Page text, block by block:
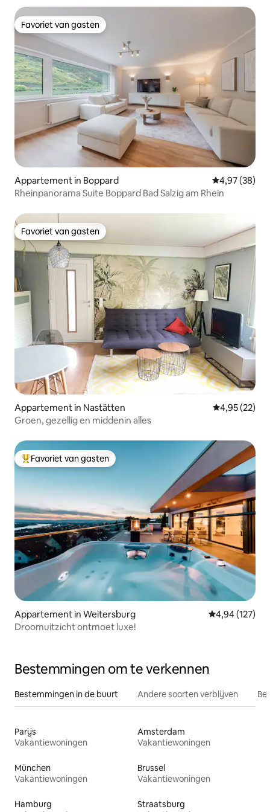
Favoriet van gasten
Favoriet van gasten
Appartement in Boppard Gemiddelde
4,97 (38)
Rheinpanorama Suite Boppard Bad Salzig am Rhein
Favoriet van gasten
Favoriet van gasten
Appartement in Nastätten Gemiddelde
4,95 (22)
Groen, gezellig en middenin alles
Topfavoriet van gasten
Favoriet van gasten
Appartement in Weitersburg Gemiddelde
4,94 (127)
Droomuitzicht ontmoet luxe!
Bestemmingen om te verkennen
Bestemmingen in de buurt Andere soorten verblijven
Parijs
Vakantiewoningen
Amsterdam
Vakantiewoningen
München
Vakantiewoningen
Brussel
Vakantiewoningen
Hamburg
Straatsburg